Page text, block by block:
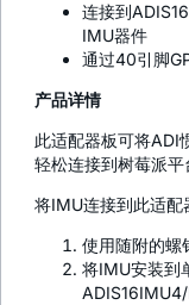
连接到
IMU器件
通过40引脚
产品详情
此适配器板可将ADI
轻松连接到树莓派平
将IMU连接到此适配
使用随附的螺
将IMU安装到